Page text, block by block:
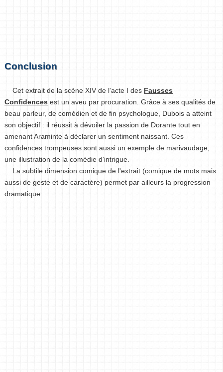
Conclusion
Cet extrait de la scène XIV de l'acte I des Fausses
Confidences est un aveu par procuration. Grâce à ses qualités de
beau parleur, de comédien et de fin psychologue, Dubois a atteint
son objectif : il réussit à dévoiler la passion de Dorante tout en
amenant Araminte à déclarer un sentiment naissant. Ces
confidences trompeuses sont aussi un exemple de marivaudage,
une illustration de la comédie d'intrigue.
La subtile dimension comique de l'extrait (comique de mots mais
aussi de geste et de caractère) permet par ailleurs la progression
dramatique.